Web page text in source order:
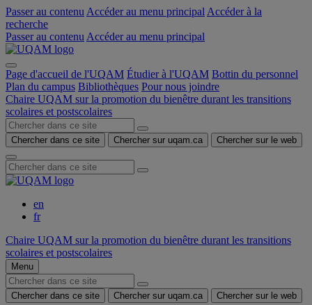
Passer au contenu Accéder au menu principal Accéder à la
recherche
Passer au contenu Accéder au menu principal
Page d'accueil de l'UQAM Étudier à l'UQAM Bottin du personnel
Plan du campus Bibliothèques Pour nous joindre
Chaire UQAM sur la promotion du bienêtre durant les transitions
scolaires et postscolaires
Chercher dans ce site Chercher sur uqam.ca Chercher sur le web
en
fr
Chaire UQAM sur la promotion du bienêtre durant les transitions
scolaires et postscolaires
Menu
Chercher dans ce site Chercher sur uqam.ca Chercher sur le web